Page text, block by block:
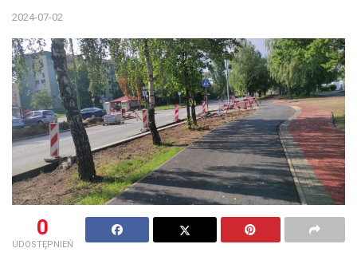
2024-07-02
0
UDOSTĘPNIEŃ